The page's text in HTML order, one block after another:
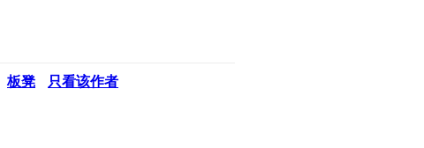
板凳 只看该作者